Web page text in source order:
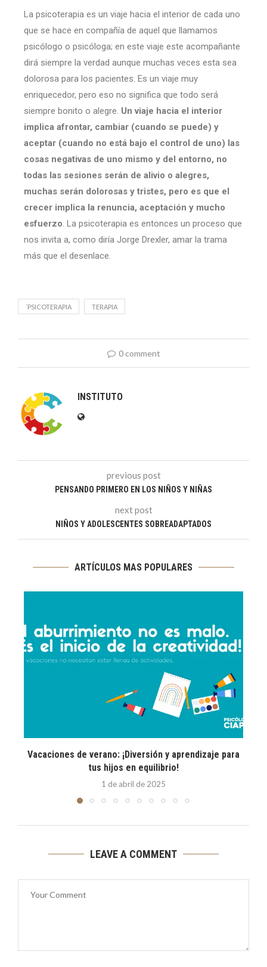
La psicoterapia es un viaje hacia el interior de cada uno
que se hace en compañía de aquel que llamamos
psicólogo o psicóloga; en este viaje este acompañante
dirá siempre la verdad aunque muchas veces esta sea
dolorosa para los pacientes. Es un viaje muy
enriquecedor, pero eso no significa que todo será
siempre bonito o alegre. Un viaje hacia el interior
implica afrontar, cambiar (cuando se puede) y
aceptar (cuando no está bajo el control de uno) las
cosas negativas de uno mismo y del entorno, no
todas las sesiones serán de alivio o alegres,
muchas serán dolorosas y tristes, pero es que el
crecer implica la renuncia, aceptación y mucho
esfuerzo. La psicoterapia es entonces un proceso que
nos invita a, como diría Jorge Drexler, amar la trama
más que el desenlace.
´PSICOTERAPIA TERAPIA
0 comment
INSTITUTO
previous post
PENSANDO PRIMERO EN LOS NIÑOS Y NIÑAS
next post
NIÑOS Y ADOLESCENTES SOBREADAPTADOS
ARTÍCULOS MAS POPULARES
Vacaciones de verano: ¡Diversión y aprendizaje para
tus hijos en equilibrio!
1 de abril de 2025
LEAVE A COMMENT